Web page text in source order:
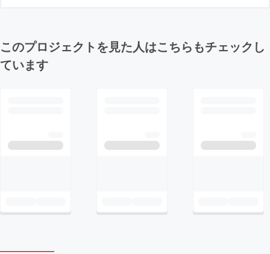
このプロジェクトを見た人はこちらもチェックし
ています